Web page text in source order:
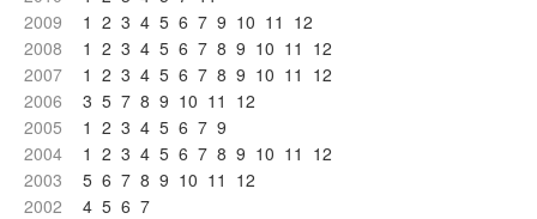
2009
1 2 3 4 5 6 7 9 10 11 12
2008
1 2 3 4 5 6 7 8 9 10 11 12
2007
1 2 3 4 5 6 7 8 9 10 11 12
2006
3 5 7 8 9 10 11 12
2005
1 2 3 4 5 6 7 9
2004
1 2 3 4 5 6 7 8 9 10 11 12
2003
5 6 7 8 9 10 11 12
2002
4 5 6 7